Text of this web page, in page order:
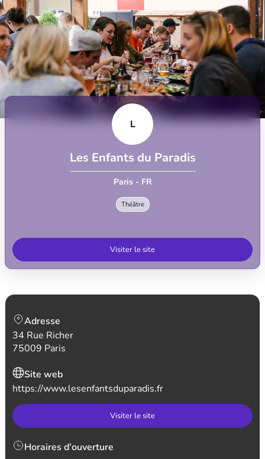
L
Les Enfants du Paradis
Paris - FR
Théâtre
Visiter le site
Adresse
34 Rue Richer
75009 Paris
Site web
https://www.lesenfantsduparadis.fr
Visiter le site
Horaires d'ouverture